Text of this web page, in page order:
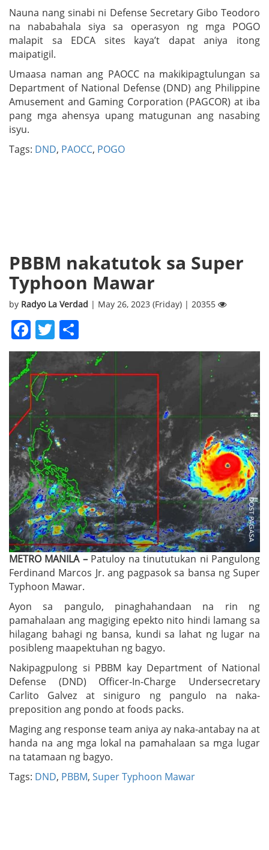
Nauna nang sinabi ni Defense Secretary Gibo Teodoro
na nababahala siya sa operasyon ng mga POGO
malapit sa EDCA sites kaya’t dapat aniya itong
maipatigil.
Umaasa naman ang PAOCC na makikipagtulungan sa
Department of National Defense (DND) ang Philippine
Amusement and Gaming Corporation (PAGCOR) at iba
pang mga ahensya upang matugunan ang nasabing
isyu.
Tags: DND, PAOCC, POGO
PBBM nakatutok sa Super
Typhoon Mawar
by Radyo La Verdad | May 26, 2023 (Friday) | 20355
Facebook
Twitter
METRO MANILA – Patuloy na tinututukan ni Pangulong
Ferdinand Marcos Jr. ang pagpasok sa bansa ng Super
Typhoon Mawar.
Ayon sa pangulo, pinaghahandaan na rin ng
pamahalaan ang magiging epekto nito hindi lamang sa
hilagang bahagi ng bansa, kundi sa lahat ng lugar na
posibleng maapektuhan ng bagyo.
Nakipagpulong si PBBM kay Department of National
Defense (DND) Officer-In-Charge Undersecretary
Carlito Galvez at siniguro ng pangulo na naka-
preposition ang pondo at foods packs.
Maging ang response team aniya ay naka-antabay na at
handa na ang mga lokal na pamahalaan sa mga lugar
na tatamaan ng bagyo.
Tags: DND, PBBM, Super Typhoon Mawar